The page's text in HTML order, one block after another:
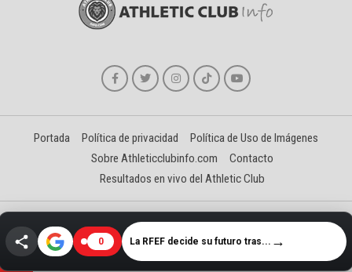
Portada Política de privacidad
Política de Uso de Imágenes
Sobre Athleticclubinfo.com
Contacto
Resultados en vivo del Athletic Club
Creado y gestionado por David Benéitez Landeta
0 La RFEF decide su futuro tras... →